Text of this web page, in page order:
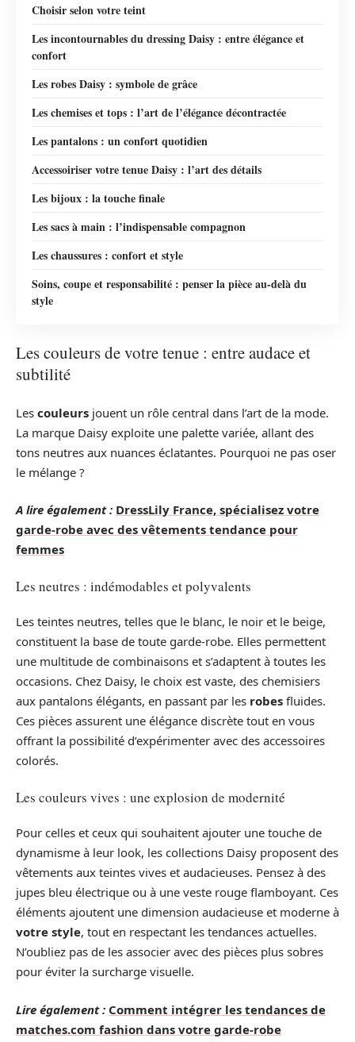
Choisir selon votre teint
Les incontournables du dressing Daisy : entre élégance et
confort
Les robes Daisy : symbole de grâce
Les chemises et tops : l’art de l’élégance décontractée
Les pantalons : un confort quotidien
Accessoiriser votre tenue Daisy : l’art des détails
Les bijoux : la touche finale
Les sacs à main : l’indispensable compagnon
Les chaussures : confort et style
Soins, coupe et responsabilité : penser la pièce au-delà du
style
Les couleurs de votre tenue : entre audace et
subtilité
Les couleurs jouent un rôle central dans l’art de la mode.
La marque Daisy exploite une palette variée, allant des
tons neutres aux nuances éclatantes. Pourquoi ne pas oser
le mélange ?
A lire également : DressLily France, spécialisez votre
garde-robe avec des vêtements tendance pour
femmes
Les neutres : indémodables et polyvalents
Les teintes neutres, telles que le blanc, le noir et le beige,
constituent la base de toute garde-robe. Elles permettent
une multitude de combinaisons et s’adaptent à toutes les
occasions. Chez Daisy, le choix est vaste, des chemisiers
aux pantalons élégants, en passant par les robes fluides.
Ces pièces assurent une élégance discrète tout en vous
offrant la possibilité d’expérimenter avec des accessoires
colorés.
Les couleurs vives : une explosion de modernité
Pour celles et ceux qui souhaitent ajouter une touche de
dynamisme à leur look, les collections Daisy proposent des
vêtements aux teintes vives et audacieuses. Pensez à des
jupes bleu électrique ou à une veste rouge flamboyant. Ces
éléments ajoutent une dimension audacieuse et moderne à
votre style, tout en respectant les tendances actuelles.
N’oubliez pas de les associer avec des pièces plus sobres
pour éviter la surcharge visuelle.
Lire également : Comment intégrer les tendances de
matches.com fashion dans votre garde-robe